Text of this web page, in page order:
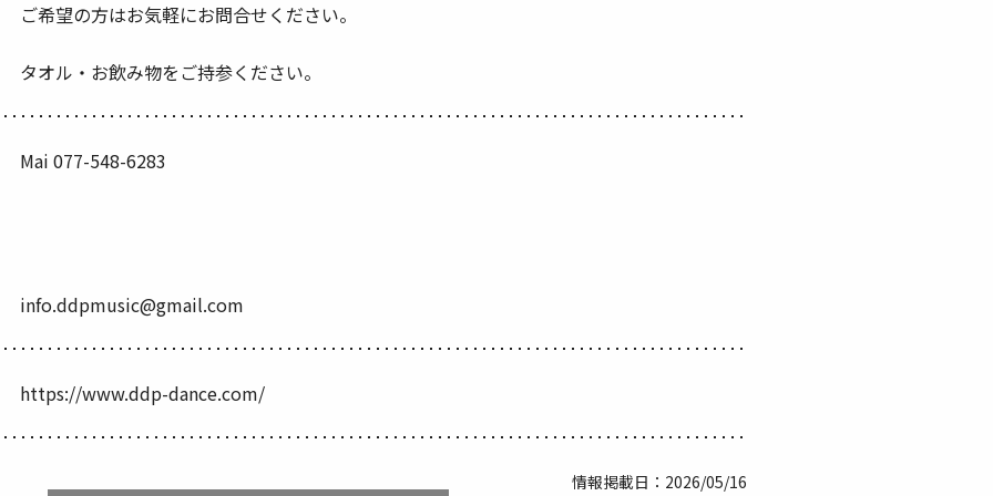
ご希望の方はお気軽にお問合せください。
タオル・お飲み物をご持参ください。
Mai 077-548-6283
info.ddpmusic@gmail.com
https://www.ddp-dance.com/
情報掲載日：2026/05/16